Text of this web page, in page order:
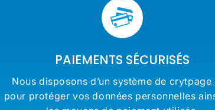
PAIEMENTS SÉCURISÉS
Nous disposons d’un système de crytpage
pour protéger vos données personnelles